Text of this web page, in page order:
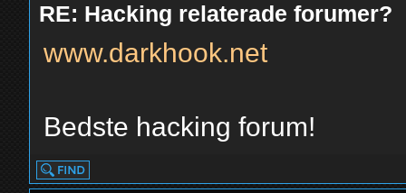
RE: Hacking relaterade forumer?
www.darkhook.net
Bedste hacking forum!